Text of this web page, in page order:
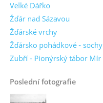
Velké Dářko
Žďár nad Sázavou
Žďárské vrchy
Žďársko pohádkové -
Zubří - Pionýrský tábor Mír
Poslední fotografie